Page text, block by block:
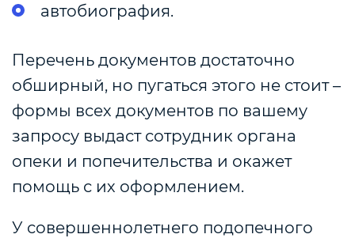
автобиография.
Перечень документов достаточно
обширный, но пугаться этого не стоит –
формы всех документов по вашему
запросу выдаст сотрудник органа
опеки и попечительства и окажет
помощь с их оформлением.
У совершеннолетнего подопечного